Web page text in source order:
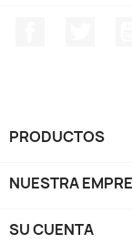
PRODUCTOS
NUESTRA
SU CUENTA